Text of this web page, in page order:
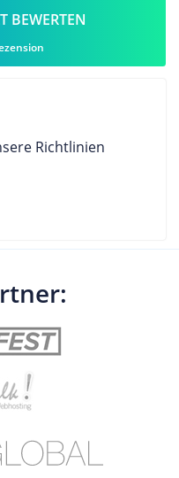
BEWERTEN
Richtlinien